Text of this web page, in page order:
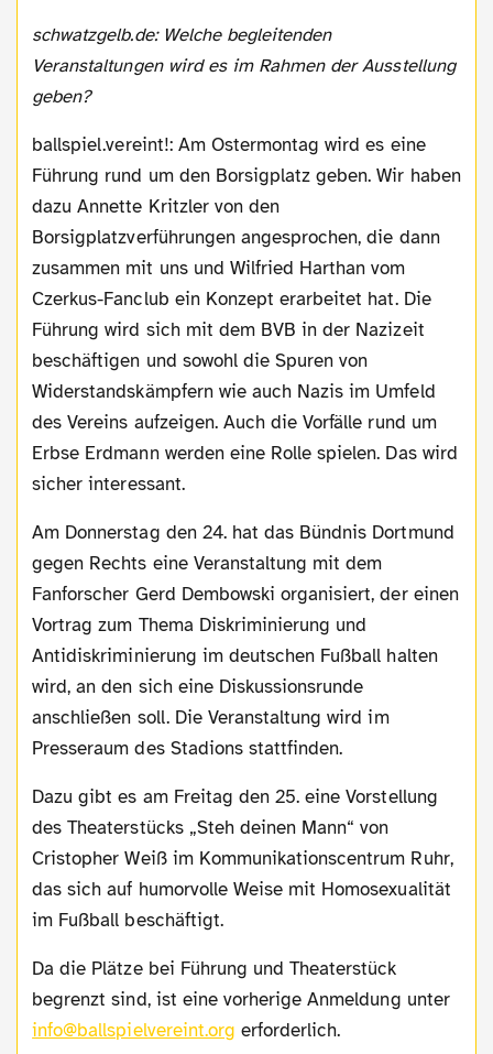
schwatzgelb.de: Welche begleitenden
Veranstaltungen wird es im Rahmen der Ausstellung
geben?
ballspiel.vereint!: Am Ostermontag wird es eine
Führung rund um den Borsigplatz geben. Wir haben
dazu Annette Kritzler von den
Borsigplatzverführungen angesprochen, die dann
zusammen mit uns und Wilfried Harthan vom
Czerkus-Fanclub ein Konzept erarbeitet hat. Die
Führung wird sich mit dem BVB in der Nazizeit
beschäftigen und sowohl die Spuren von
Widerstandskämpfern wie auch Nazis im Umfeld
des Vereins aufzeigen. Auch die Vorfälle rund um
Erbse Erdmann werden eine Rolle spielen. Das wird
sicher interessant.
Am Donnerstag den 24. hat das Bündnis Dortmund
gegen Rechts eine Veranstaltung mit dem
Fanforscher Gerd Dembowski organisiert, der einen
Vortrag zum Thema Diskriminierung und
Antidiskriminierung im deutschen Fußball halten
wird, an den sich eine Diskussionsrunde
anschließen soll. Die Veranstaltung wird im
Presseraum des Stadions stattfinden.
Dazu gibt es am Freitag den 25. eine Vorstellung
des Theaterstücks „Steh deinen Mann“ von
Cristopher Weiß im Kommunikationscentrum Ruhr,
das sich auf humorvolle Weise mit Homosexualität
im Fußball beschäftigt.
Da die Plätze bei Führung und Theaterstück
begrenzt sind, ist eine vorherige Anmeldung unter
info@ballspielvereint.org erforderlich.